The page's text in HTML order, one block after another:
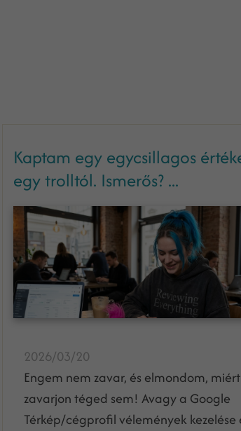
Kaptam egy egycsillagos
egy trolltól. Ismerős? ...
2026/03/20
Engem nem zavar, és elmondom,
zavarjon téged sem! Avagy a Google
Térkép/cégprofil vélemények kezelése